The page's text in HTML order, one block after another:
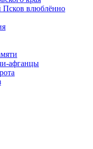
влюблённо
афганцы